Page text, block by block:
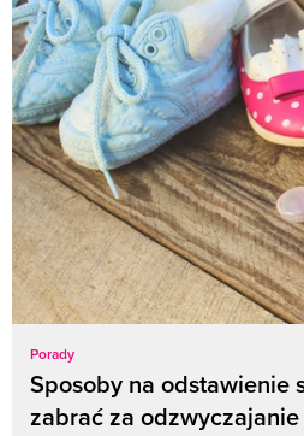
Porady
Sposoby na odstawienie
zabrać za